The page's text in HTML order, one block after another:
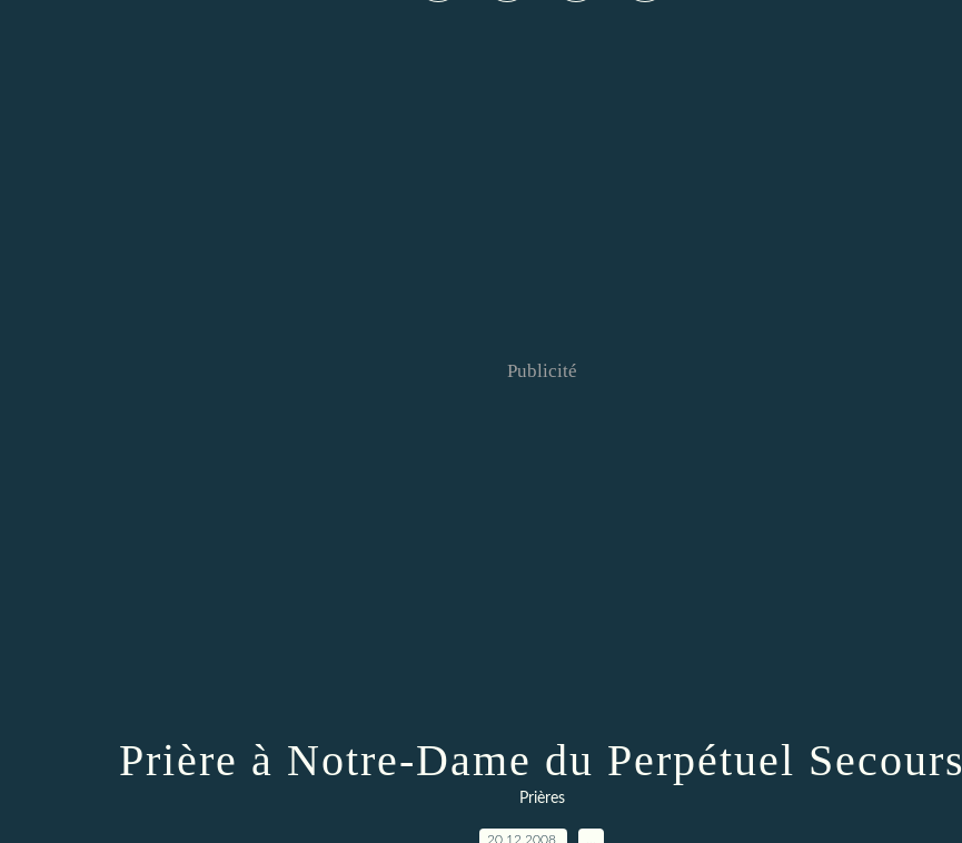
Publicité
Prière à Notre-Dame du Perpétuel Secours
Prières
20.12.2008